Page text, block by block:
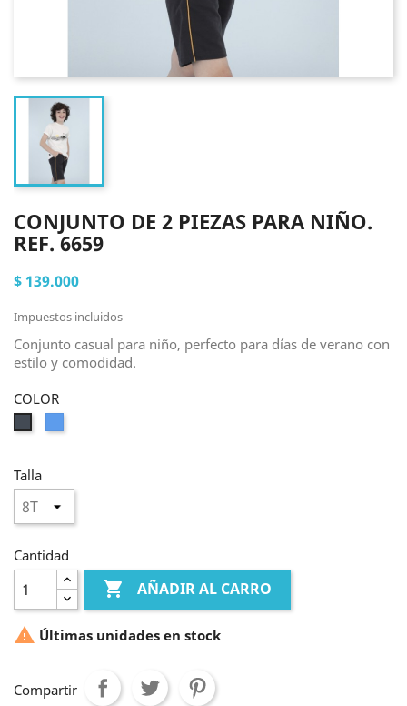
CONJUNTO DE 2 PIEZAS PARA NIÑO.
REF. 6659
$ 139.000
Impuestos incluidos
Conjunto casual para niño, perfecto para días de verano con
estilo y comodidad.
COLOR
Talla
Cantidad
 AÑADIR AL CARRO
 Últimas unidades en stock
Compartir